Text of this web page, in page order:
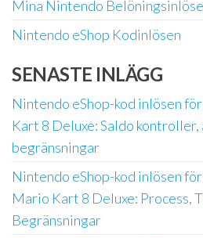
Mina Nintendo
Nintendo eShop Kodinlösen
SENASTE INLÄGG
Nintendo eShop-kod inlösen
Kart 8 Deluxe: Saldo kontroller,
begränsningar
Nintendo eShop-kod inlösen
Mario Kart 8 Deluxe: Process,
Begränsningar